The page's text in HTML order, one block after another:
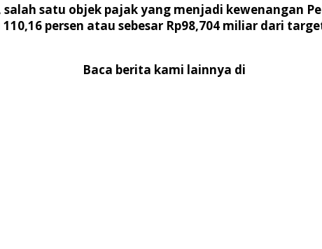
satu objek pajak yang menjadi kewenangan
persen atau sebesar Rp98,704 miliar dari
Baca berita kami lainnya di